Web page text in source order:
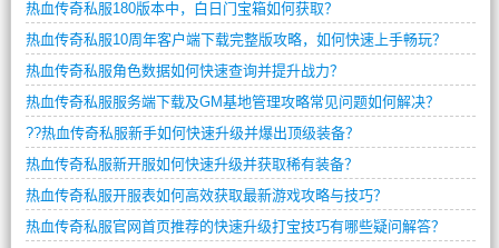
热血传奇私服180版本中，白日门宝箱如何获取？
热血传奇私服10周年客户端下载完整版攻略，如何快速上手畅玩？
热血传奇私服角色数据如何快速查询并提升战力？
热血传奇私服服务端下载及GM基地管理攻略常见问题如何解决？
??热血传奇私服新手如何快速升级并爆出顶级装备？
热血传奇私服新开服如何快速升级并获取稀有装备？
热血传奇私服开服表如何高效获取最新游戏攻略与技巧？
热血传奇私服官网首页推荐的快速升级打宝技巧有哪些疑问解答？